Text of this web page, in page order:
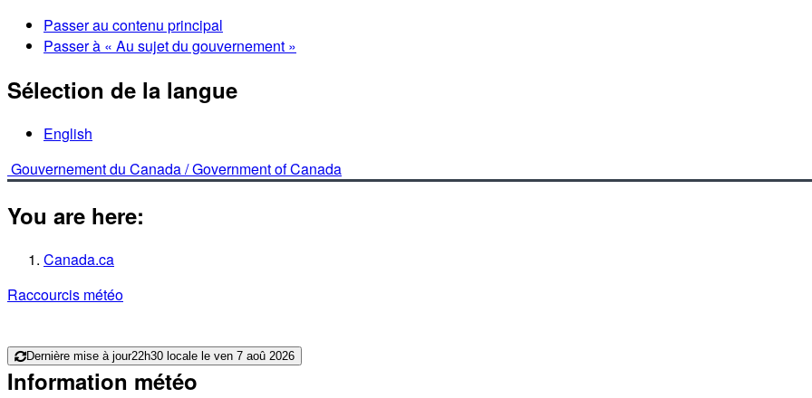
Passer au contenu principal
Passer à « Au sujet du gouvernement »
Sélection de la langue
English
Gouvernement du Canada /Government of Canada
You are here:
Canada.ca
Raccourcis météo
Dernière mise à jour22h30 locale le ven 7 aoû 2026
Information météo